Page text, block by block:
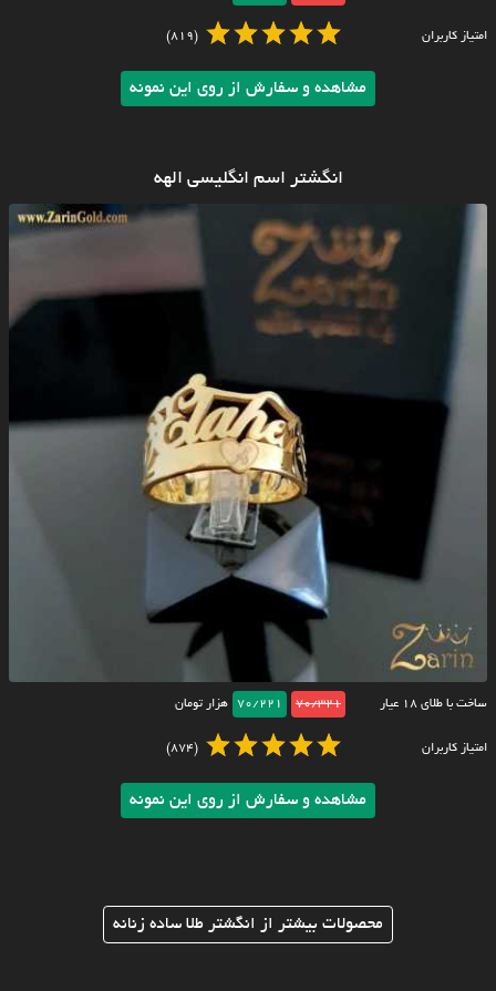
امتیاز کاربران (819)
مشاهده و سفارش از روی این نمونه
انگشتر اسم انگلیسی الهه
ساخت با طلای ۱۸ عیار 70/321
70/221 هزار تومان
امتیاز کاربران (874)
مشاهده و سفارش از روی این نمونه
محصولات بیشتر از انگشتر طلا ساده زنانه